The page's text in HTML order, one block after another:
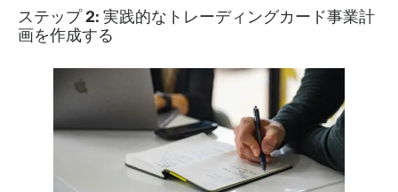
ステップ 2: 実践的なトレーディングカード事業計
画を作成する